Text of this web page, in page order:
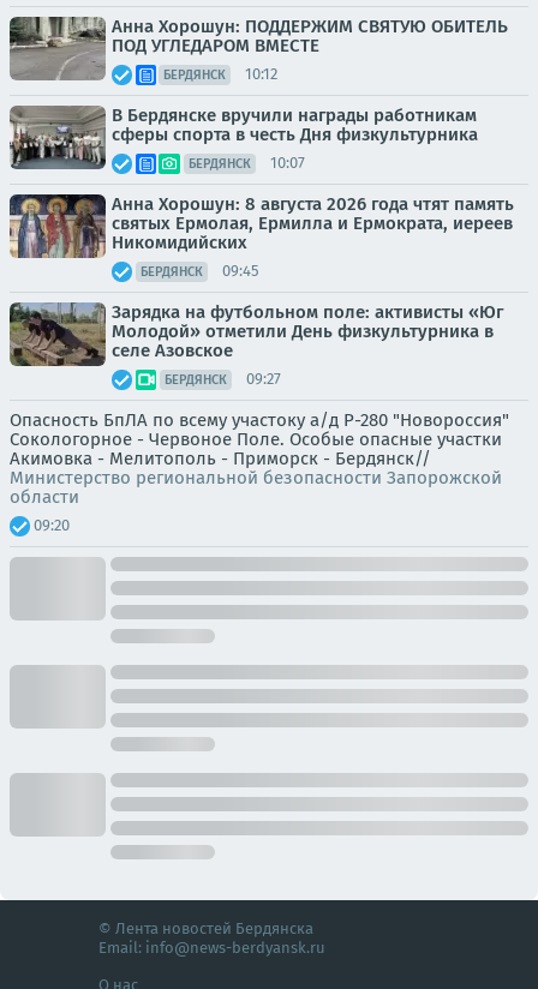
Анна Хорошун: ПОДДЕРЖИМ СВЯТУЮ ОБИТЕЛЬ
ПОД УГЛЕДАРОМ ВМЕСТЕ
БЕРДЯНСК 10:12
В Бердянске вручили награды работникам
сферы спорта в честь Дня физкультурника
БЕРДЯНСК 10:07
Анна Хорошун: 8 августа 2026 года чтят память
святых Ермолая, Ермилла и Ермократа, иереев
Никомидийских
БЕРДЯНСК 09:45
Зарядка на футбольном поле: активисты «Юг
Молодой» отметили День физкультурника в
селе Азовское
БЕРДЯНСК 09:27
Опасность БпЛА по всему участоку а/д Р-280 "Новороссия"
Сокологорное - Червоное Поле. Особые опасные участки
Акимовка - Мелитополь - Приморск - Бердянск//
Министерство региональной безопасности Запорожской
области
09:20
© Лента новостей Бердянска
Email: info@news-berdyansk.ru
О нас